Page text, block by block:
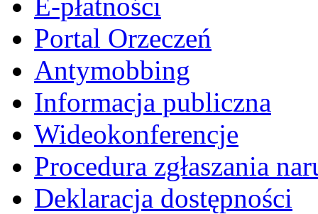
Portal Orzeczeń
Antymobbing
Informacja publiczna
Wideokonferencje
Procedura zgłaszania
Deklaracja dostępności